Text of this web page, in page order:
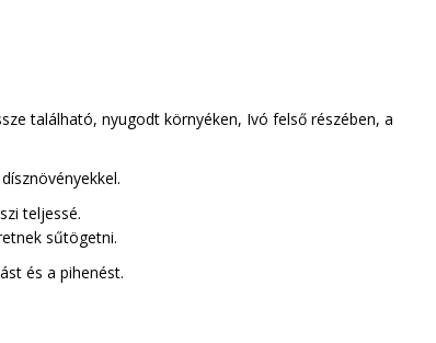
található, nyugodt környéken, Ivó felső részében, a
teljessé.
sűtögetni.
és a pihenést.